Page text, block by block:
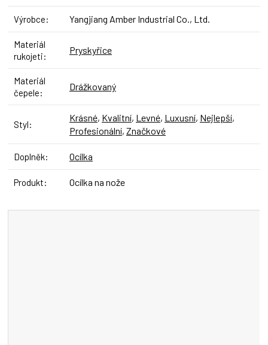
Výrobce: Yangjiang Amber Industrial Co., Ltd.
Materiál
rukojeti:
Pryskyřice
Materiál
čepele:
Drážkovaný
Styl:
Krásné, Kvalitní, Levné, Luxusní, Nejlepší,
Profesionální, Značkové
Doplněk: Ocílka
Produkt: Ocílka na nože